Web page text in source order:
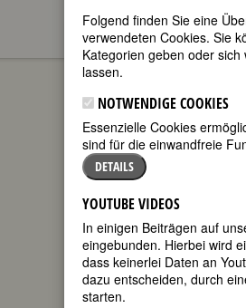
FEMBIO SPECIALS
AUSSTELLUNG VON ALMUT
FEMBIO SPECIAL:
EINE AUSSTELLUNG VON
NITZSCHE
MARTA WORRINGER
(Mart(h)a
Maria Emilie
Schmitz
Folgend finden Sie eine
verwendeten Cookies. Sie
Kategorien geben oder
lassen.
NOTWENDIGE COOKIES
Essenzielle Cookies
sind für die einwandfreie
DETAILS
YOUTUBE VIDEOS
In einigen Beiträgen auf
eingebunden. Hierbei wird
dass keinerlei Daten an
dazu entscheiden, durch
starten.